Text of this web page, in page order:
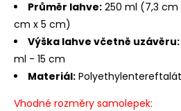
Průměr lahve: 250 ml (7,3
cm x 5 cm)
Výška lahve včetně uzávěru:
ml - 15 cm
Materiál: Polyethylentereftalát
Vhodné rozměry samolepek: